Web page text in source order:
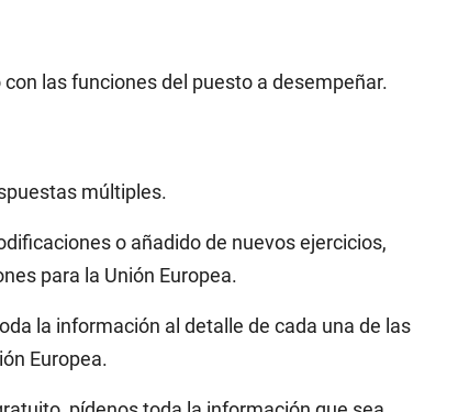
las funciones del puesto a desempeñar.
múltiples.
o añadido de nuevos ejercicios,
para la Unión Europea.
la información al detalle de cada una de las
Europea.